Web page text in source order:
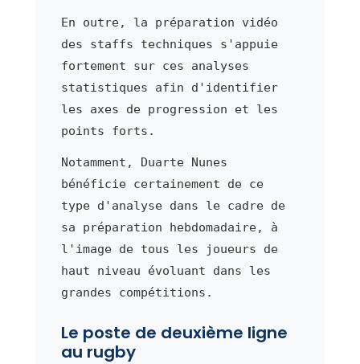
En outre, la préparation vidéo
des staffs techniques s'appuie
fortement sur ces analyses
statistiques afin d'identifier
les axes de progression et les
points forts.
Notamment, Duarte Nunes
bénéficie certainement de ce
type d'analyse dans le cadre de
sa préparation hebdomadaire, à
l'image de tous les joueurs de
haut niveau évoluant dans les
grandes compétitions.
Le poste de deuxième ligne
au rugby